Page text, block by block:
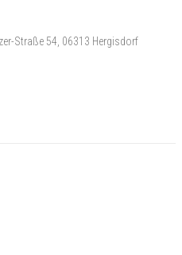
Straße 54, 06313 Hergisdorf